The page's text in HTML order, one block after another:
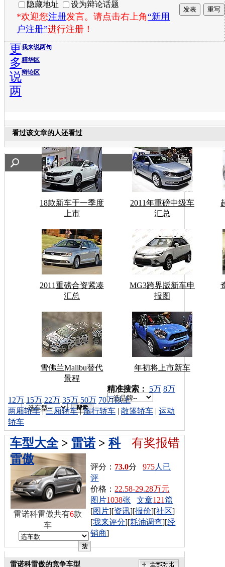
隐藏地址 设为辩论话题
*欢迎您注册发言。请点击右上角“新用
户注册”进行注册！
我来说两句
精华区
辩论区
更
多
说
两
看过该文章的人还看过
18款新车于一季度
上市
2011年重磅中级车
汇总
2011重磅合资紧凑
汇总
MG3跨界版新车申
报图
雪佛兰Malibu替代
景程
年初将上市新车
车型搜索：
精准搜索： 5万 8万
12万 15万 22万 35万 50万 70万以上
两厢轿车|三厢轿车|旅行轿车 | 敞篷轿车 | 运动
轿车
有奖报错
车型大全> 雷诺> 科
雷傲
评分： 73.0分975人已
评
价格： 22.58-29.28万元
图片1038张 文章121篇
[图片][资讯][报价][社区]
[我来评分][耗油调查][经
销商]
雷诺科雷傲共有6款
车
雷诺科雷傲的竞争车型